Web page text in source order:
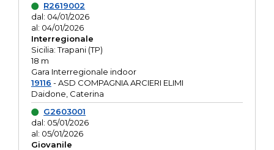
R2619002
dal: 04/01/2026
al: 04/01/2026
Interregionale
Sicilia: Trapani (TP)
18 m
Gara Interregionale indoor
19116 - ASD COMPAGNIA ARCIERI ELIMI
Daidone, Caterina
G2603001
dal: 05/01/2026
al: 05/01/2026
Giovanile